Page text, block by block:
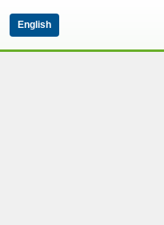
English